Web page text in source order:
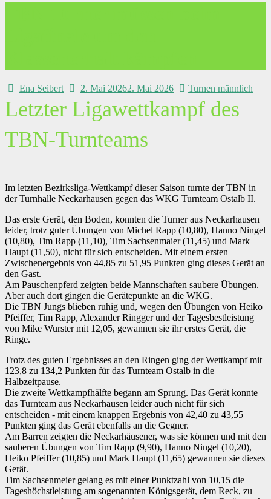
Ena Seibert 2. Mai 20262. Mai 2026 Turnen männlich
Letzter Ligawettkampf des
TBN-Turnteams
Im letzten Bezirksliga-Wettkampf dieser Saison turnte der TBN in
der Turnhalle Neckarhausen gegen das WKG Turnteam Ostalb II.
Das erste Gerät, den Boden, konnten die Turner aus Neckarhausen
leider, trotz guter Übungen von Michel Rapp (10,80), Hanno Ningel
(10,80), Tim Rapp (11,10), Tim Sachsenmaier (11,45) und Mark
Haupt (11,50), nicht für sich entscheiden. Mit einem ersten
Zwischenergebnis von 44,85 zu 51,95 Punkten ging dieses Gerät an
den Gast.
Am Pauschenpferd zeigten beide Mannschaften saubere Übungen.
Aber auch dort gingen die Gerätepunkte an die WKG.
Die TBN Jungs blieben ruhig und, wegen den Übungen von Heiko
Pfeiffer, Tim Rapp, Alexander Ringger und der Tagesbestleistung
von Mike Wurster mit 12,05, gewannen sie ihr erstes Gerät, die
Ringe.
Trotz des guten Ergebnisses an den Ringen ging der Wettkampf mit
123,8 zu 134,2 Punkten für das Turnteam Ostalb in die
Halbzeitpause.
Die zweite Wettkampfhälfte begann am Sprung. Das Gerät konnte
das Turnteam aus Neckarhausen leider auch nicht für sich
entscheiden - mit einem knappen Ergebnis von 42,40 zu 43,55
Punkten ging das Gerät ebenfalls an die Gegner.
Am Barren zeigten die Neckarhäusener, was sie können und mit den
sauberen Übungen von Tim Rapp (9,90), Hanno Ningel (10,20),
Heiko Pfeiffer (10,85) und Mark Haupt (11,65) gewannen sie dieses
Gerät.
Tim Sachsenmeier gelang es mit einer Punktzahl von 10,15 die
Tageshöchstleistung am sogenannten Königsgerät, dem Reck, zu